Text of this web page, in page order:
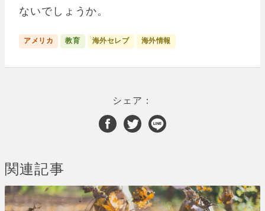
ないでしょうか。
アメリカ 教育 海外セレブ 海外情報
シェア：
関連記事